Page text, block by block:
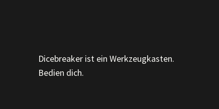
Dicebreaker ist ein Werkzeugkasten.
Bedien dich.